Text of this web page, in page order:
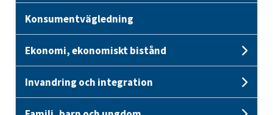
Konsumentvägledning
Ekonomi, ekonomiskt bistånd
Invandring och integration